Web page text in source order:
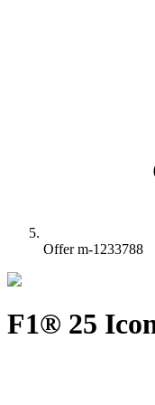
Offer m-1233788
F1® 25